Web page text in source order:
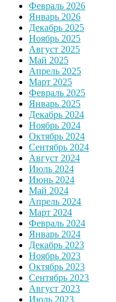
Февраль 2026
Январь 2026
Декабрь 2025
Ноябрь 2025
Август 2025
Май 2025
Апрель 2025
Март 2025
Февраль 2025
Январь 2025
Декабрь 2024
Ноябрь 2024
Октябрь 2024
Сентябрь 2024
Август 2024
Июль 2024
Июнь 2024
Май 2024
Апрель 2024
Март 2024
Февраль 2024
Январь 2024
Декабрь 2023
Ноябрь 2023
Октябрь 2023
Сентябрь 2023
Август 2023
Июль 2023